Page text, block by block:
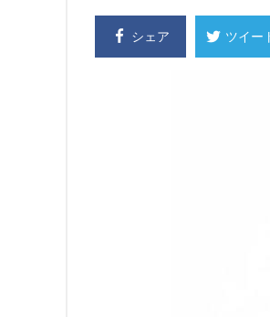
シェア ツイー